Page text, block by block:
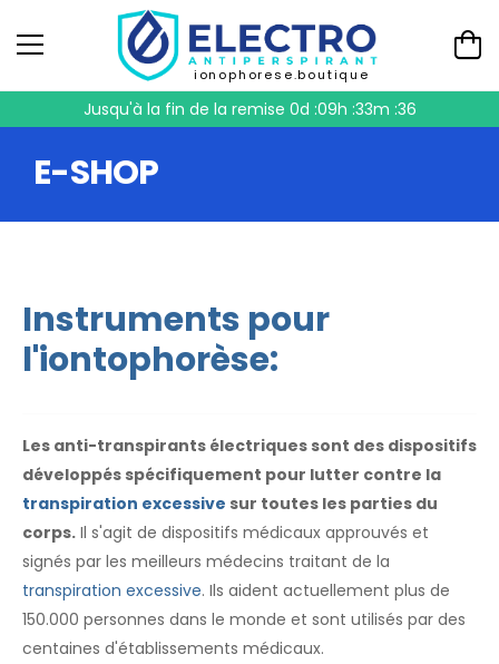
ionophorese.boutique
Jusqu'à la fin de la remise 0d :09h :33m :35
E-SHOP
Instruments pour
l'iontophorèse:
Les anti-transpirants électriques sont des dispositifs
développés spécifiquement pour lutter contre la
transpiration excessive sur toutes les parties du
corps. Il s'agit de dispositifs médicaux approuvés et
signés par les meilleurs médecins traitant de la
transpiration excessive. Ils aident actuellement plus de
150.000 personnes dans le monde et sont utilisés par des
centaines d'établissements médicaux.